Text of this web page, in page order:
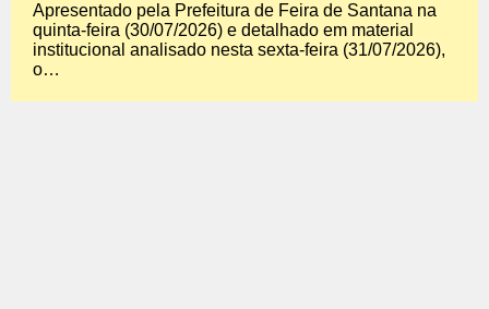
Apresentado pela Prefeitura de Feira de Santana na
quinta-feira (30/07/2026) e detalhado em material
institucional analisado nesta sexta-feira (31/07/2026),
o…